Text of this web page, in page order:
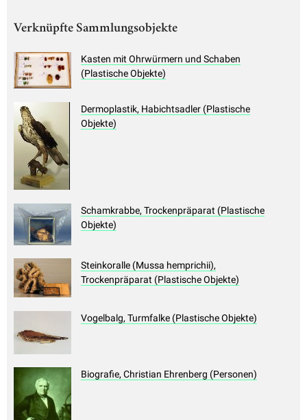
Verknüpfte Sammlungsobjekte
Kasten mit Ohrwürmern und Schaben
(Plastische Objekte)
Dermoplastik, Habichtsadler (Plastische
Objekte)
Schamkrabbe, Trockenpräparat (Plastische
Objekte)
Steinkoralle (Mussa hemprichii),
Trockenpräparat (Plastische Objekte)
Vogelbalg, Turmfalke (Plastische Objekte)
Biografie, Christian Ehrenberg (Personen)